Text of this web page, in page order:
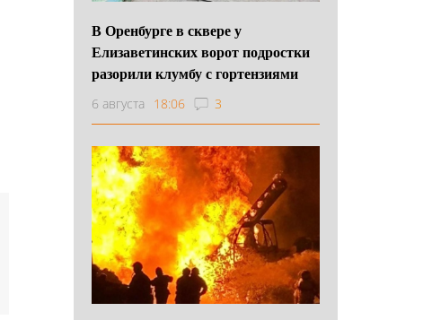
В Оренбурге в сквере у
Елизаветинских ворот подростки
разорили клумбу с гортензиями
6 августа 18:06 3